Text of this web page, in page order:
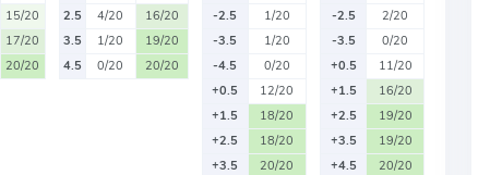
15/20
17/20
20/20
2.5
4/20
16/20
3.5
1/20
19/20
4.5
0/20 20/20
-2.5
1/20
-3.5
1/20
-4.5
0/20
+0.5
12/20
+1.5
18/20
+2.5
18/20
+3.5
20/20
-2.5
2/20
-3.5
0/20
+0.5
11/20
+1.5
16/20
+2.5
19/20
+3.5
19/20
+4.5
20/20